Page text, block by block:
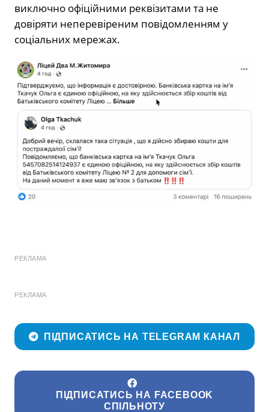
виключно офіційними реквізитами та не
довіряти неперевіреним повідомленням у
соціальних мережах.
РЕКЛАМА
РЕКЛАМА
ПІДПИСАТИСЬ НА TELEGRAM КАНАЛ
ПІДПИСАТИСЬ НА FACEBOOK
СПІЛЬНОТУ